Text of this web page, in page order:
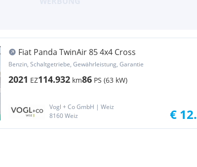
Fiat Panda TwinAir 85 4x4 Cross
Benzin, Schaltgetriebe, Gewährleistung, Garantie
2021 EZ114.932 km86 PS (63 kW)
Vogl + Co GmbH | Weiz
8160 Weiz
€